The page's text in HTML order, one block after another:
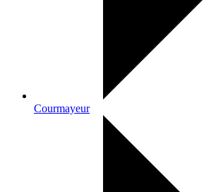
Courmayeur